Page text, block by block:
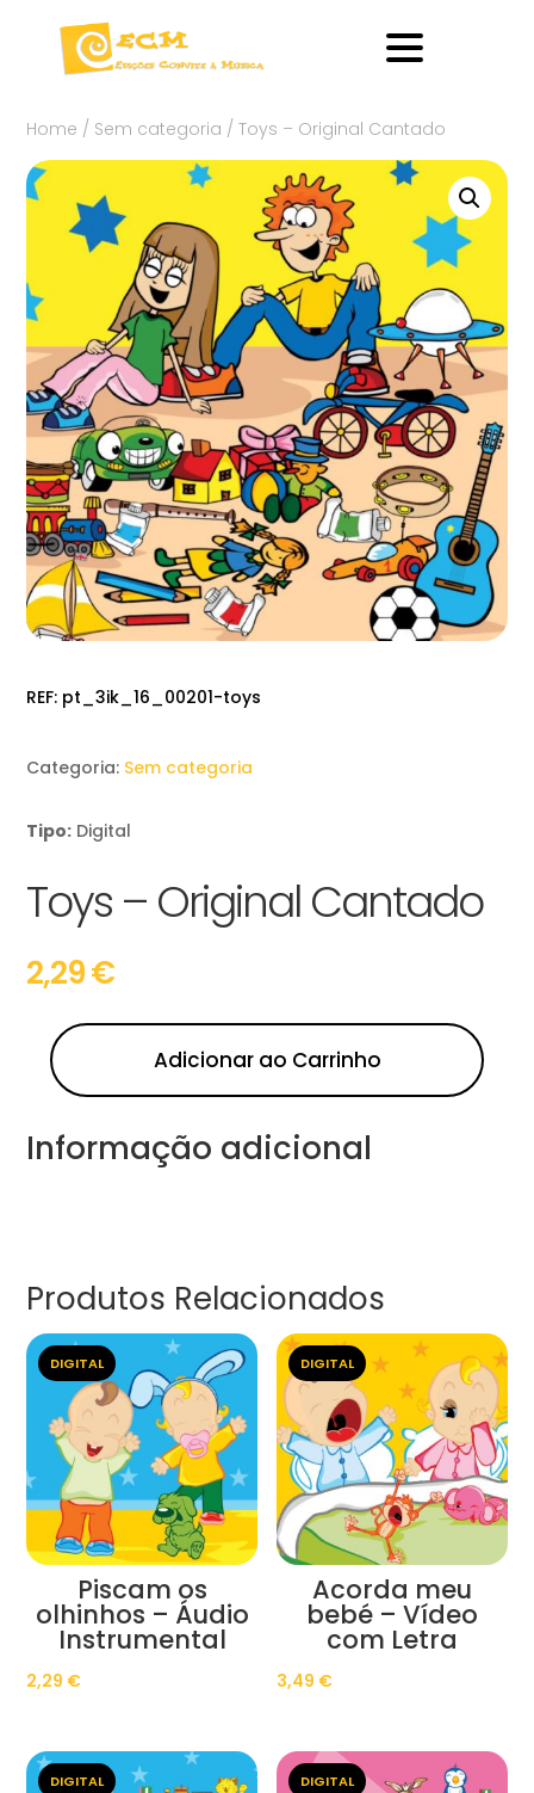
Home / Sem categoria / Toys – Original Cantado
REF: pt_3ik_16_00201-toys
Categoria: Sem categoria
Tipo: Digital
Toys – Original Cantado
2,29€
Adicionar ao Carrinho
Informação adicional
Produtos Relacionados
DIGITAL
Piscam os
olhinhos – Áudio
Instrumental
2,29 €
DIGITAL
Acorda meu
bebé – Vídeo
com Letra
3,49 €
DIGITAL DIGITAL